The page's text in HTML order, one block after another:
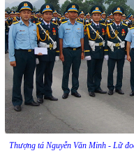
Thượng tá Nguyễn Văn Minh - Lữ